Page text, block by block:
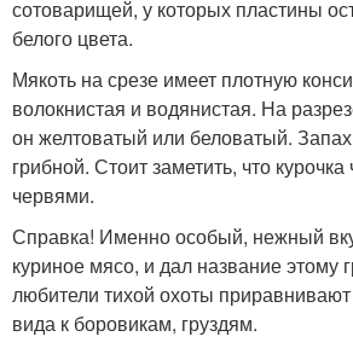
сотоварищей, у которых пластины
белого цвета.
Мякоть на срезе имеет плотную
волокнистая и водянистая. На
он желтоватый или беловатый.
грибной. Стоит заметить, что
червями.
Справка! Именно особый, нежный
куриное мясо, и дал название этому
любители тихой охоты
вида к боровикам, груздям.